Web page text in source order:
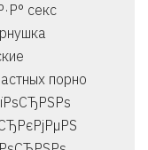
секс
порно